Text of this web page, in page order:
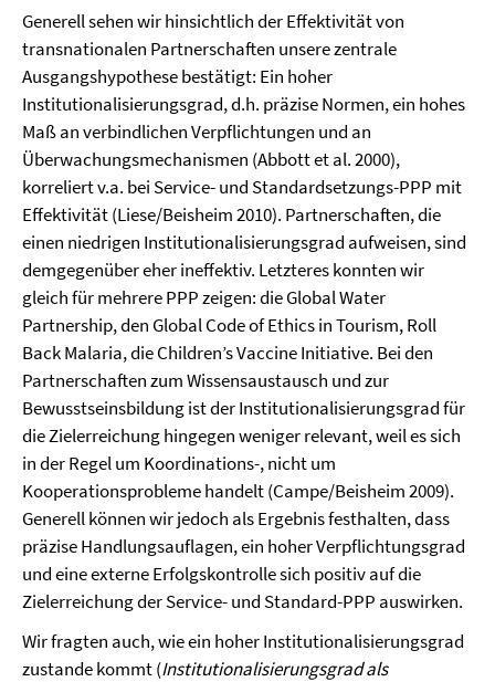
Generell sehen wir hinsichtlich der Effektivität von
transnationalen Partnerschaften unsere zentrale
Ausgangshypothese bestätigt: Ein hoher
Institutionalisierungsgrad, d.h. präzise Normen, ein hohes
Maß an verbindlichen Verpflichtungen und an
Überwachungsmechanismen (Abbott et al. 2000),
korreliert v.a. bei Service- und Standardsetzungs-PPP mit
Effektivität (Liese/Beisheim 2010). Partnerschaften, die
einen niedrigen Institutionalisierungsgrad aufweisen, sind
demgegenüber eher ineffektiv. Letzteres konnten wir
gleich für mehrere PPP zeigen: die Global Water
Partnership, den Global Code of Ethics in Tourism, Roll
Back Malaria, die Children’s Vaccine Initiative. Bei den
Partnerschaften zum Wissensaustausch und zur
Bewusstseinsbildung ist der Institutionalisierungsgrad für
die Zielerreichung hingegen weniger relevant, weil es sich
in der Regel um Koordinations-, nicht um
Kooperationsprobleme handelt (Campe/Beisheim 2009).
Generell können wir jedoch als Ergebnis festhalten, dass
präzise Handlungsauflagen, ein hoher Verpflichtungsgrad
und eine externe Erfolgskontrolle sich positiv auf die
Zielerreichung der Service- und Standard-PPP auswirken.
Wir fragten auch, wie ein hoher Institutionalisierungsgrad
zustande kommt (Institutionalisierungsgrad als